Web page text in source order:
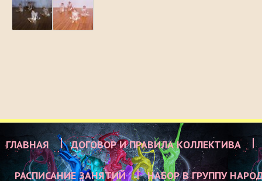
ГЛАВНАЯ ДОГОВОР И ПРАВИЛА КОЛЛЕКТИВА
РАСПИСАНИЕ ЗАНЯТИЙ НАБОР В ГРУППУ